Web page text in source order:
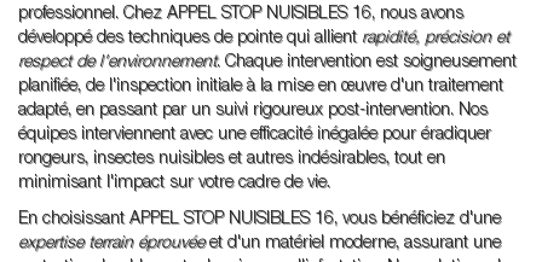
professionnel. Chez APPEL STOP NUISIBLES 16, nous avons
développé des techniques de pointe qui allient rapidité, précision et
respect de l'environnement. Chaque intervention est soigneusement
planifiée, de l'inspection initiale à la mise en œuvre d'un traitement
adapté, en passant par un suivi rigoureux post-intervention. Nos
équipes interviennent avec une efficacité inégalée pour éradiquer
rongeurs, insectes nuisibles et autres indésirables, tout en
minimisant l'impact sur votre cadre de vie.
En choisissant APPEL STOP NUISIBLES 16, vous bénéficiez d'une
expertise terrain éprouvéeet d'un matériel moderne, assurant une